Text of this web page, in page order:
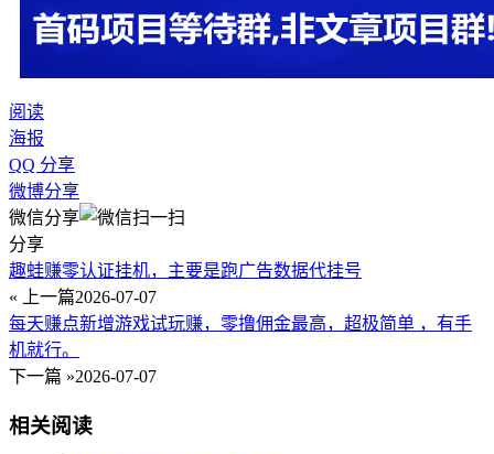
阅读
海报
QQ 分享
微博分享
微信分享
分享
趣蛙赚零认证挂机，主要是跑广告数据代挂号
« 上一篇2026-07-07
每天赚点新增游戏试玩赚，零撸佣金最高，超极简单 ，有手
机就行。
下一篇 »2026-07-07
相关阅读